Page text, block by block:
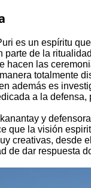
es un espíritu
parte de la
hacen las
totalmente
además es
a la
y
que la visión
creativas, desde
de dar respuesta